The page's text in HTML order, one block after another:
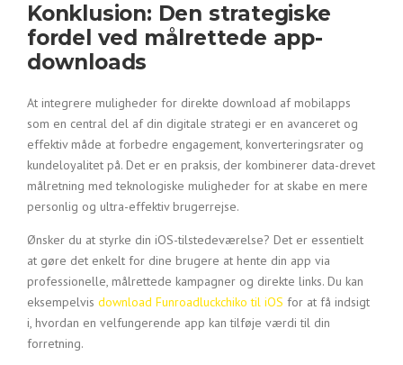
Konklusion: Den strategiske
fordel ved målrettede app-
downloads
At integrere muligheder for direkte download af mobilapps
som en central del af din digitale strategi er en avanceret og
effektiv måde at forbedre engagement, konverteringsrater og
kundeloyalitet på. Det er en praksis, der kombinerer data-drevet
målretning med teknologiske muligheder for at skabe en mere
personlig og ultra-effektiv brugerrejse.
Ønsker du at styrke din iOS-tilstedeværelse? Det er essentielt
at gøre det enkelt for dine brugere at hente din app via
professionelle, målrettede kampagner og direkte links. Du kan
eksempelvis download Funroadluckchiko til iOS for at få indsigt
i, hvordan en velfungerende app kan tilføje værdi til din
forretning.